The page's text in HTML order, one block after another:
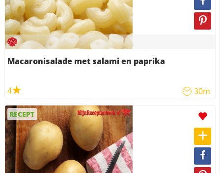
Macaronisalade met salami en paprika
4 30m
RECEPT